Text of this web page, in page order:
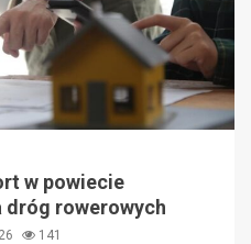
w powiecie
dróg rowerowych
141